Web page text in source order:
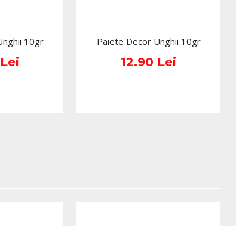
inmuiere: se pune acetona sau Soak
capsule speciale si se lasa unghiile la
in ambalajul original al producatorului.
pot varia in functie de monitor. Imaginile
10gr Paiete Decor Unghii 10gr
12.90 Lei